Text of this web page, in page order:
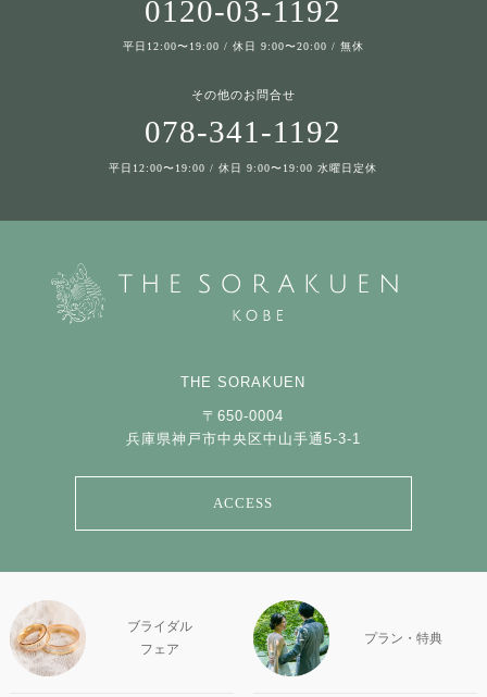
0120-03-1192
平日12:00〜19:00 / 休日 9:00〜20:00 / 無休
その他のお問合せ
078-341-1192
平日12:00〜19:00 / 休日 9:00〜19:00 水曜日定休
THE SORAKUEN
〒650-0004
兵庫県神戸市中央区中山手通5-3-1
ACCESS
ブライダル
フェア
プラン・特典